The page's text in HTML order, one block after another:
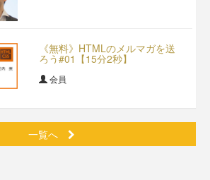
《無料》HTMLのメルマガを送
ろう#01【15分2秒】
会員
一覧へ